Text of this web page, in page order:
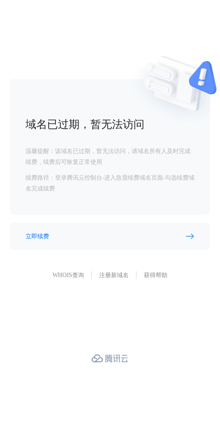
域名已过期，暂无法访问
温馨提醒：该域名已过期，暂无法访问，请域名所有人及时完成
续费，续费后可恢复正常使用
续费路径：登录腾讯云控制台-进入急需续费域名页面-勾选续费域
名完成续费
立即续费
WHOIS查询 注册新域名 获得帮助